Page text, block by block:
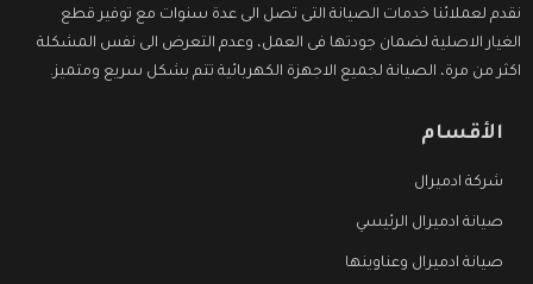
نقدم لعملائنا خدمات الصيانة التى تصل الى عدة سنوات مع توفير قطع
الغيار الاصلية لضمان جودتها فى العمل، وعدم التعرض الى نفس المشكلة
اكثر من مرة، الصيانة لجميع الاجهزة الكهربائية تتم بشكل سريع ومتميز.
الأقسام
شركة ادميرال
صيانة ادميرال الرئيسي
صيانة ادميرال وعناوينها